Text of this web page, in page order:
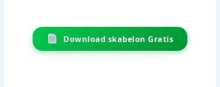
Download skabelon Gratis